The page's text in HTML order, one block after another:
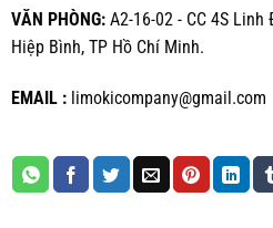
VĂN PHÒNG:A2-16-02 - CC 4S Linh
Hiệp Bình, TP Hồ Chí Minh.
EMAIL :limokicompany@gmail.com